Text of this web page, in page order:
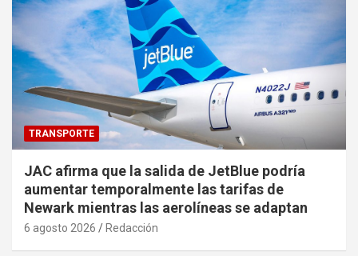
TRANSPORTE
JAC afirma que la salida de JetBlue podría
aumentar temporalmente las tarifas de
Newark mientras las aerolíneas se adaptan
6 agosto 2026 Redacción